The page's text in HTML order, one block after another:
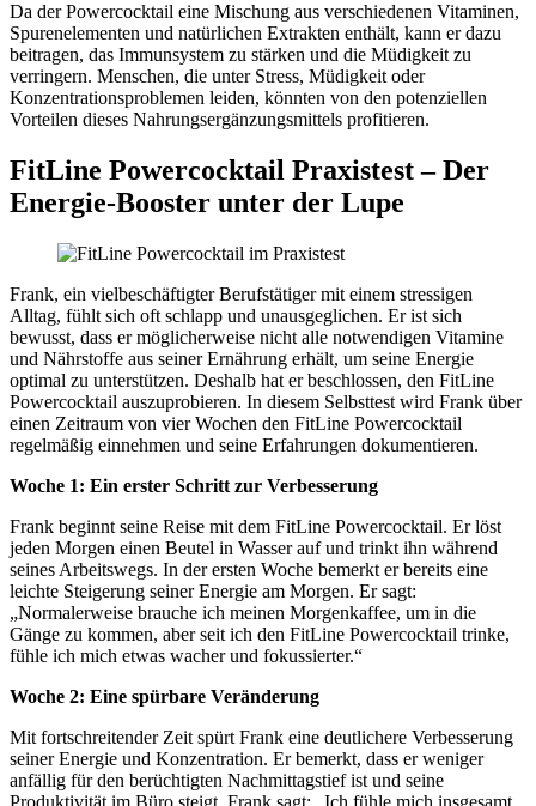
Da der Powercocktail eine Mischung aus verschiedenen Vitaminen,
Spurenelementen und natürlichen Extrakten enthält, kann er dazu
beitragen, das Immunsystem zu stärken und die Müdigkeit zu
verringern. Menschen, die unter Stress, Müdigkeit oder
Konzentrationsproblemen leiden, könnten von den potenziellen
Vorteilen dieses Nahrungsergänzungsmittels profitieren.
FitLine Powercocktail Praxistest – Der
Energie-Booster unter der Lupe
Frank, ein vielbeschäftigter Berufstätiger mit einem stressigen
Alltag, fühlt sich oft schlapp und unausgeglichen. Er ist sich
bewusst, dass er möglicherweise nicht alle notwendigen Vitamine
und Nährstoffe aus seiner Ernährung erhält, um seine Energie
optimal zu unterstützen. Deshalb hat er beschlossen, den FitLine
Powercocktail auszuprobieren. In diesem Selbsttest wird Frank über
einen Zeitraum von vier Wochen den FitLine Powercocktail
regelmäßig einnehmen und seine Erfahrungen dokumentieren.
Woche 1: Ein erster Schritt zur Verbesserung
Frank beginnt seine Reise mit dem FitLine Powercocktail. Er löst
jeden Morgen einen Beutel in Wasser auf und trinkt ihn während
seines Arbeitswegs. In der ersten Woche bemerkt er bereits eine
leichte Steigerung seiner Energie am Morgen. Er sagt:
„Normalerweise brauche ich meinen Morgenkaffee, um in die
Gänge zu kommen, aber seit ich den FitLine Powercocktail trinke,
fühle ich mich etwas wacher und fokussierter.“
Woche 2: Eine spürbare Veränderung
Mit fortschreitender Zeit spürt Frank eine deutlichere Verbesserung
seiner Energie und Konzentration. Er bemerkt, dass er weniger
anfällig für den berüchtigten Nachmittagstief ist und seine